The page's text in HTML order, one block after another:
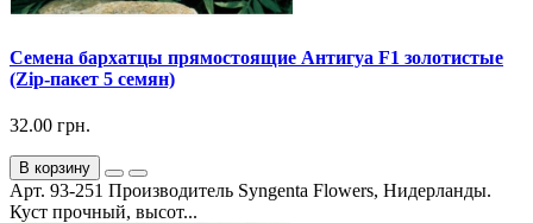
Семена бархатцы прямостоящие Антигуа F1 золотистые
(Zip-пакет 5 семян)
32.00 грн.
В корзину
Арт. 93-251 Производитель Syngenta Flowers, Нидерланды.
Куст прочный, высот...